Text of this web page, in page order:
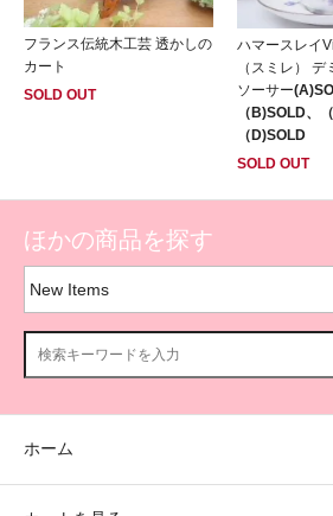
フランス伝統木工芸 透かしの
カート
SOLD OUT
ハマースレイ
（スミレ）
ソーサー
（B)SOLD、
（D)SOLD
SOLD OUT
ほかの商品を探す
ホーム